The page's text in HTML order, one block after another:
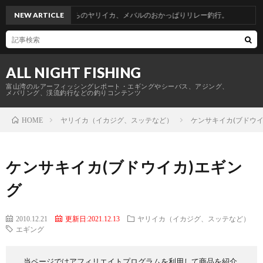
ALL NIGHT FISHING
富山湾のルアーフィッシングレポート・エギングやシーバス、アジング、
メバリング、渓流釣行などの釣りコンテンツ
NEW ARTICLE
釣行。青物からのヤリイカ、メバルのおかっぱりリレー釣行。
HOME ヤリイカ（イカジグ、スッテなど） ケンサキイカ(ブドウ
ケンサキイカ(ブドウイカ)エギン
グ
2010.12.21 更新日:2021.12.13
ヤリイカ（イカジグ、スッテなど）
エギング